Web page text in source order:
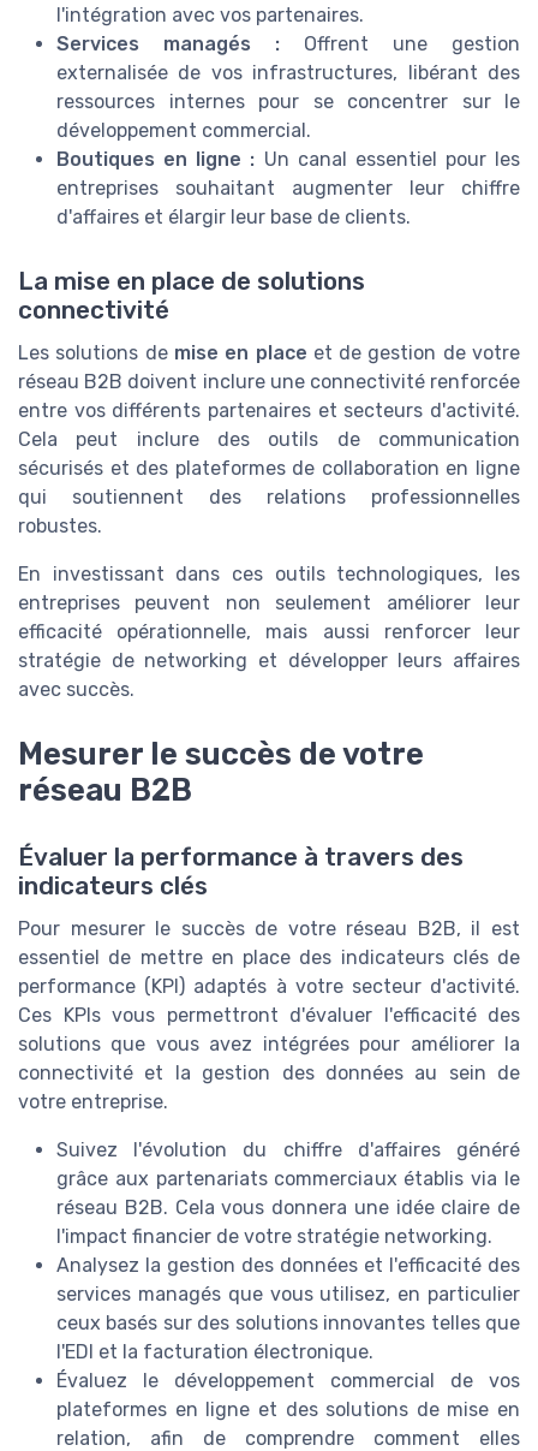
l'intégration avec vos partenaires.
Services managés : Offrent une gestion
externalisée de vos infrastructures, libérant des
ressources internes pour se concentrer sur le
développement commercial.
Boutiques en ligne : Un canal essentiel pour les
entreprises souhaitant augmenter leur chiffre
d'affaires et élargir leur base de clients.
La mise en place de solutions
connectivité
Les solutions de mise en place et de gestion de votre
réseau B2B doivent inclure une connectivité renforcée
entre vos différents partenaires et secteurs d'activité.
Cela peut inclure des outils de communication
sécurisés et des plateformes de collaboration en ligne
qui soutiennent des relations professionnelles
robustes.
En investissant dans ces outils technologiques, les
entreprises peuvent non seulement améliorer leur
efficacité opérationnelle, mais aussi renforcer leur
stratégie de networking et développer leurs affaires
avec succès.
Mesurer le succès de votre
réseau B2B
Évaluer la performance à travers des
indicateurs clés
Pour mesurer le succès de votre réseau B2B, il est
essentiel de mettre en place des indicateurs clés de
performance (KPI) adaptés à votre secteur d'activité.
Ces KPIs vous permettront d'évaluer l'efficacité des
solutions que vous avez intégrées pour améliorer la
connectivité et la gestion des données au sein de
votre entreprise.
Suivez l'évolution du chiffre d'affaires généré
grâce aux partenariats commerciaux établis via le
réseau B2B. Cela vous donnera une idée claire de
l'impact financier de votre stratégie networking.
Analysez la gestion des données et l'efficacité des
services managés que vous utilisez, en particulier
ceux basés sur des solutions innovantes telles que
l'EDI et la facturation électronique.
Évaluez le développement commercial de vos
plateformes en ligne et des solutions de mise en
relation, afin de comprendre comment elles